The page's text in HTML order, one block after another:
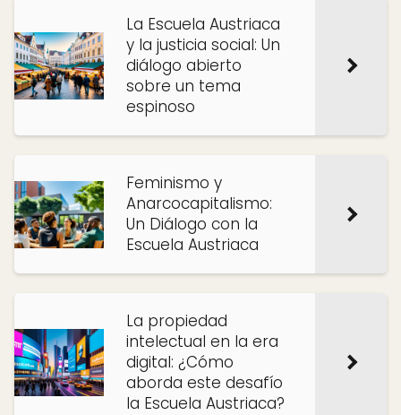
La Escuela Austriaca
y la justicia social: Un
diálogo abierto
sobre un tema
espinoso
Feminismo y
Anarcocapitalismo:
Un Diálogo con la
Escuela Austriaca
La propiedad
intelectual en la era
digital: ¿Cómo
aborda este desafío
la Escuela Austriaca?